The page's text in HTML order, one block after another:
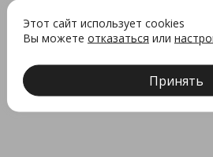
Этот сайт использует cookies
Вы можете отказаться или
Принять